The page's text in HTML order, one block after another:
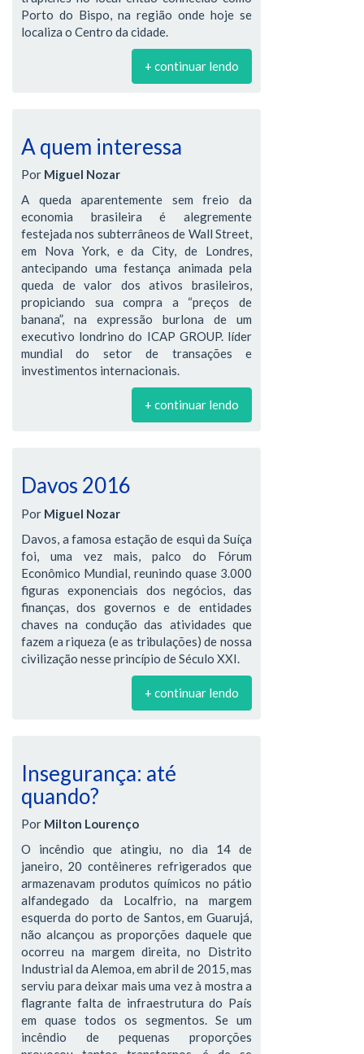
Porto do Bispo, na região onde hoje se
localiza o Centro da cidade.
+ continuar lendo
A quem interessa
Por Miguel Nozar
A queda aparentemente sem freio da
economia brasileira é alegremente
festejada nos subterrâneos de Wall Street,
em Nova York, e da City, de Londres,
antecipando uma festança animada pela
queda de valor dos ativos brasileiros,
propiciando sua compra a “preços de
banana”, na expressão burlona de um
executivo londrino do ICAP GROUP. líder
mundial do setor de transações e
investimentos internacionais.
+ continuar lendo
Davos 2016
Por Miguel Nozar
Davos, a famosa estação de esqui da Suíça
foi, uma vez mais, palco do Fórum
Econômico Mundial, reunindo quase 3.000
figuras exponenciais dos negócios, das
finanças, dos governos e de entidades
chaves na condução das atividades que
fazem a riqueza (e as tribulações) de nossa
civilização nesse princípio de Século XXI.
+ continuar lendo
Insegurança: até
quando?
Por Milton Lourenço
O incêndio que atingiu, no dia 14 de
janeiro, 20 contêineres refrigerados que
armazenavam produtos químicos no pátio
alfandegado da Localfrio, na margem
esquerda do porto de Santos, em Guarujá,
não alcançou as proporções daquele que
ocorreu na margem direita, no Distrito
Industrial da Alemoa, em abril de 2015, mas
serviu para deixar mais uma vez à mostra a
flagrante falta de infraestrutura do País
em quase todos os segmentos. Se um
incêndio de pequenas proporções